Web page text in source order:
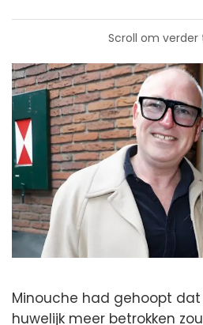
Scroll om verder
Minouche had gehoopt dat
huwelijk meer betrokken